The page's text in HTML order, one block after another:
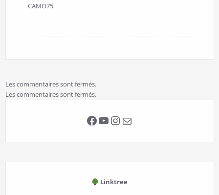
CAMO75
Les commentaires sont fermés.
Les commentaires sont fermés.
Facebook
YouTube
Instagram
E-mail
Linktree